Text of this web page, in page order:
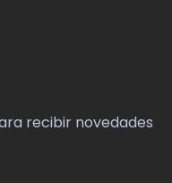
recibir novedades